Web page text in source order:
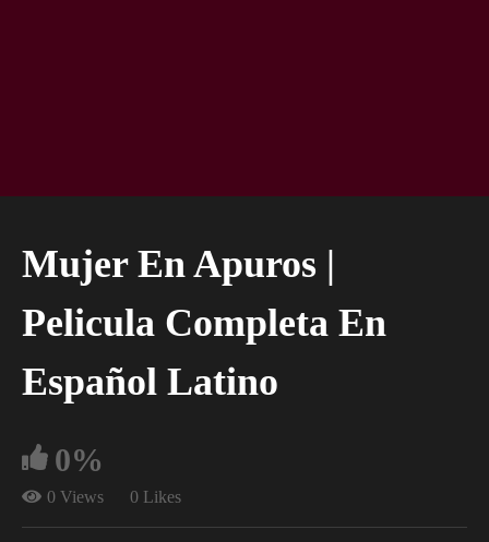
Mujer En Apuros |
Pelicula Completa En
Español Latino
0%
0 Views 0 Likes